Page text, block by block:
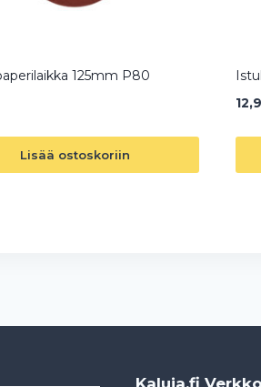
125mm P80
Lisää ostoskoriin